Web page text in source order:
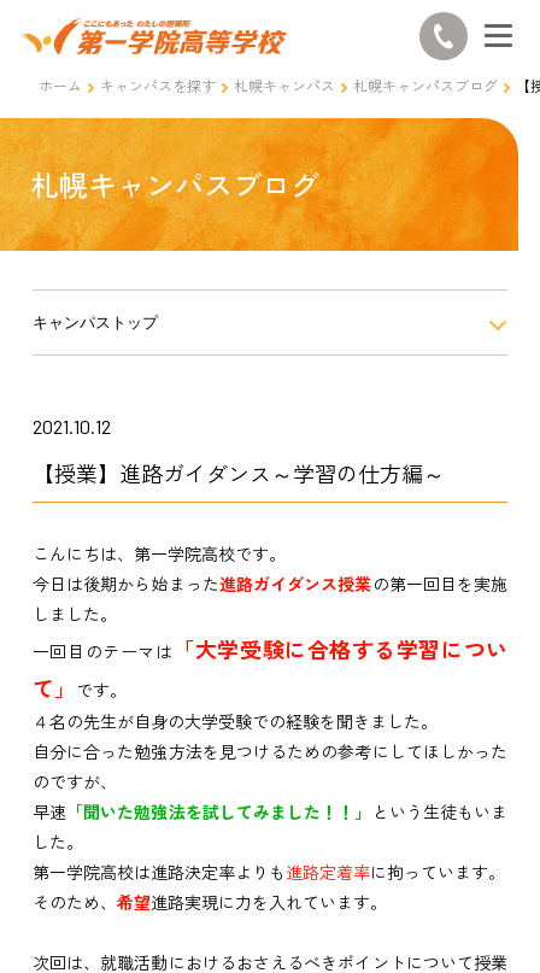
ホーム キャンパスを探す 札幌キャンパス 札幌キャンパスブログ
札幌キャンパスブログ
キャンパストップ
2021.10.12
【授業】進路ガイダンス～学習の仕方編～
こんにちは、第一学院高校です。
今日は後期から始まった進路ガイダンス授業の第一回目を実施
しました。
一回目のテーマは 「大学受験に合格する学習につい
て」
です。
４名の先生が自身の大学受験での経験を聞きました。
自分に合った勉強方法を見つけるための参考にしてほしかった
のですが、
早速 「聞いた勉強法を試してみました！！」
という生徒もいま
した。
第一学院高校は進路決定率よりも 進路定着率に拘っています。
そのため、 希望進路実現に力を入れています。
次回は、就職活動におけるおさえるべきポイントについて授業